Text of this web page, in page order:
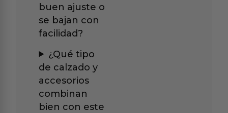
buen ajuste o
se bajan con
facilidad?
¿Qué tipo
de calzado y
accesorios
combinan
bien con este